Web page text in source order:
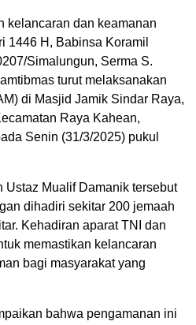
kelancaran dan keamanan
1446 H, Babinsa Koramil
Simalungun, Serma S.
turut melaksanakan
di Masjid Jamik Sindar Raya,
Raya Kahean,
Senin (31/3/2025) pukul
Ustaz Mualif Damanik tersebut
dihadiri sekitar 200 jemaah
Kehadiran aparat TNI dan
memastikan kelancaran
bagi masyarakat yang
bahwa pengamanan ini